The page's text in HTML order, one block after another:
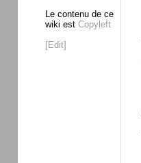
Le contenu de ce
wiki est Copyleft
[Edit]